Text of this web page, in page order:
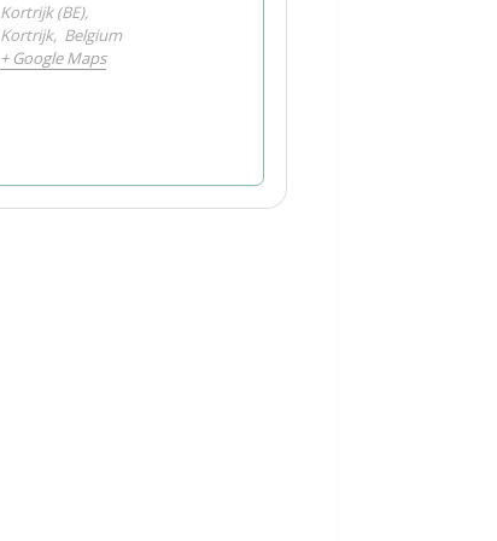
Kortrijk (BE),
Kortrijk, Belgium
+ Google Maps